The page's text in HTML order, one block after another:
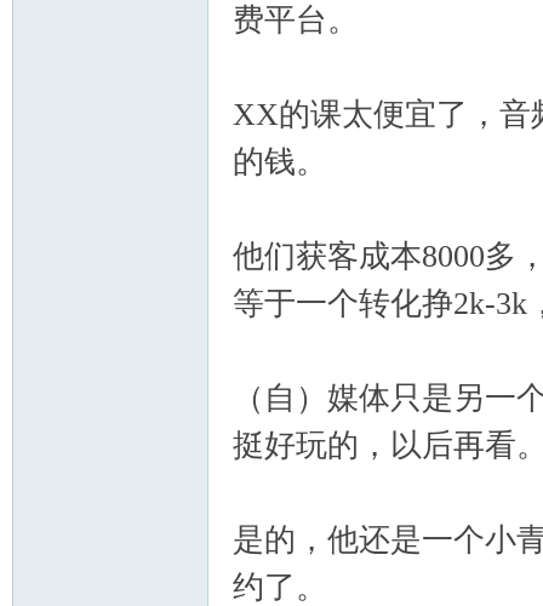
费平台。
XX的课太便宜了，音
的钱。
他们获客成本8000多
等于一个转化挣2k-
（自）媒体只是另一
挺好玩的，以后再看
是的，他还是一个小
约了。